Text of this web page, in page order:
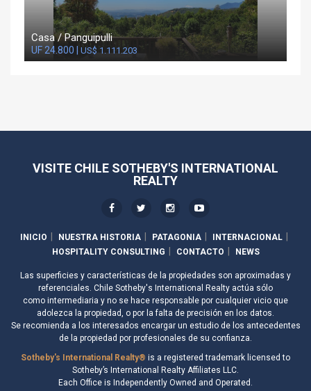
Casa / Panguipulli
UF 24.800 | US$ 1.111.203
VISITE CHILE SOTHEBY'S INTERNATIONAL
REALTY
INICIO NUESTRA HISTORIA PATAGONIA
INTERNACIONAL
HOSPITALITY CONSULTING
CONTACTO NEWS
Las superficies y características de la propiedades son aproximadas y
referenciales. Chile Sotheby's International Realty actúa sólo
como intermediaria y no se hace responsable por cualquier vicio que
adolezca la propiedad, o por la falta de precisión en los datos.
Se recomienda a los interesados encargar un estudio de los antecedentes
de la propiedad por profesionales de su confianza.
Sotheby's International Realty® is a registered trademark licensed to
Sotheby’s International Realty Affiliates LLC.
Each Office is Independently Owned and Operated.